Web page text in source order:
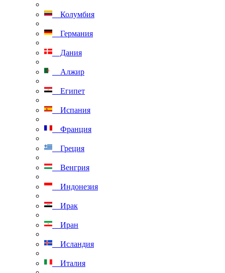
Колумбия
Германия
Дания
Алжир
Египет
Испания
Франция
Греция
Венгрия
Индонезия
Ирак
Иран
Исландия
Италия